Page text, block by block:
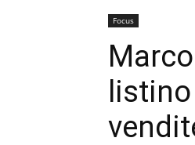
Focus